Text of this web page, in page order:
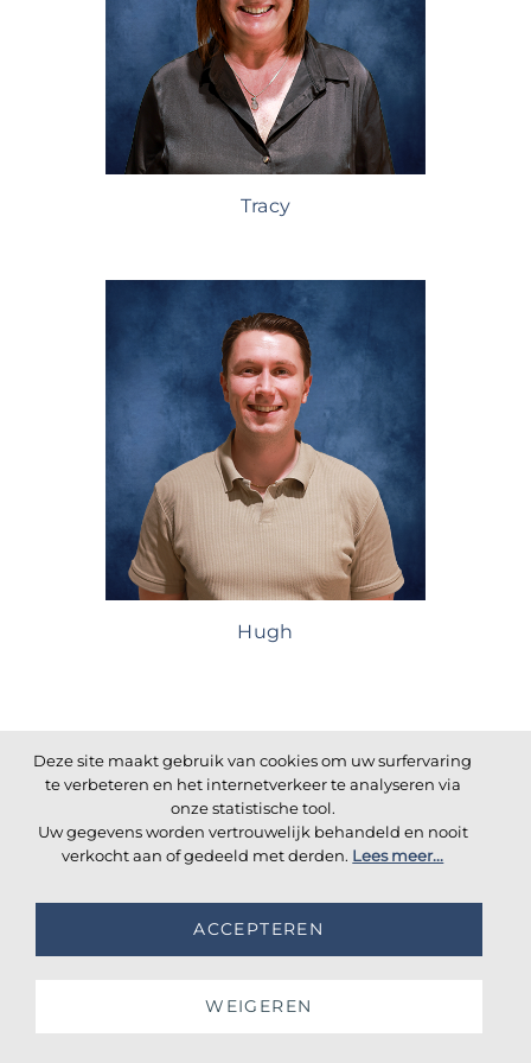
Tracy
Hugh
Deze site maakt gebruik van cookies om uw surfervaring
te verbeteren en het internetverkeer te analyseren via
onze statistische tool.
Uw gegevens worden vertrouwelijk behandeld en nooit
verkocht aan of gedeeld met derden. Lees meer...
ACCEPTEREN
WEIGEREN